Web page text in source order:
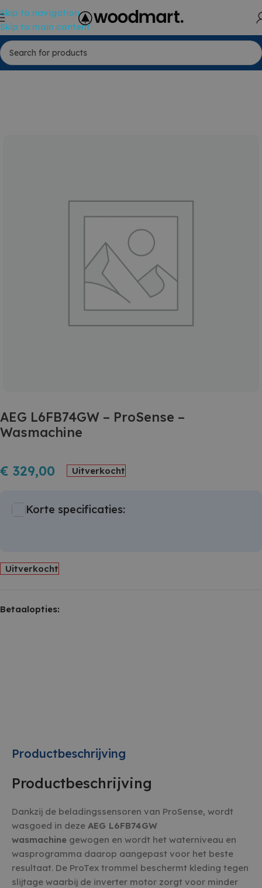
Skip to navigation
Skip to main content
AEG L6FB74GW – ProSense –
Wasmachine
€ 329,00 Uitverkocht
Korte specificaties:
Uitverkocht
Betaalopties:
Productbeschrijving
Productbeschrijving
Dankzij de beladingssensoren van ProSense, wordt
wasgoed in deze AEG L6FB74GW
wasmachine gewogen en wordt het waterniveau en
wasprogramma daarop aangepast voor het beste
resultaat. De ProTex trommel beschermt kleding tegen
slijtage waarbij de inverter motor zorgt voor minder